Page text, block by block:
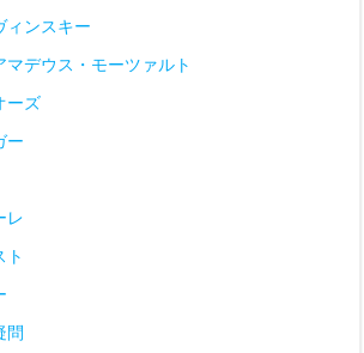
ィンスキー
デウス・モーツァルト
ーズ
ー
レ
ト
問